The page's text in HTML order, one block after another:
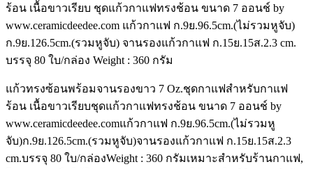
ร้อน เนื้อขาวเรียบ ชุดแก้วกาแฟทรงช้อน ขนาด 7 ออนช์ by
www.ceramicdeedee.com แก้วกาแฟ ก.9ย.96.5cm.(ไม่รวมหูจับ)
ก.9ย.126.5cm.(รวมหูจับ) จานรองแก้วกาแฟ ก.15ย.15ส.2.3 cm.
บรรจุ 80 ใบ/กล่อง Weight : 360 กรัม
แก้วทรงซ้อนพร้อมจานรองขาว 7 Oz.ชุดกาแฟสำหรับกาแฟ
ร้อน เนื้อขาวเรียบชุดแก้วกาแฟทรงช้อน ขนาด 7 ออนช์ by
www.ceramicdeedee.comแก้วกาแฟ ก.9ย.96.5cm.(ไม่รวมหู
จับ)ก.9ย.126.5cm.(รวมหูจับ)จานรองแก้วกาแฟ ก.15ย.15ส.2.3
cm.บรรจุ 80 ใบ/กล่องWeight : 360 กรัมเหมาะสำหรับร้านกาแฟ,